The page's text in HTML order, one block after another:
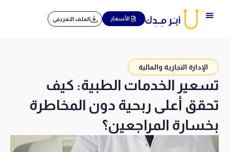
الأسعار الملف التعريفي
الإدارة التجارية والمالية
تسعير الخدمات الطبية: كيف
تحقق أعلى ربحية دون المخاطرة
بخسارة المراجعين؟